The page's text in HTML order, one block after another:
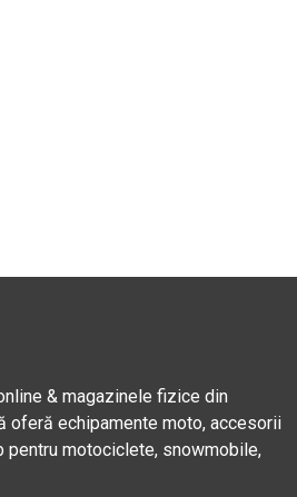
& magazinele fizice din
oferă echipamente moto, accesorii
motociclete, snowmobile,